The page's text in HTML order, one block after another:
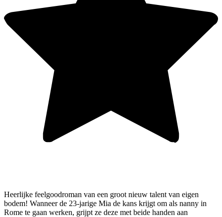
Heerlijke feelgoodroman van een groot nieuw talent van eigen
bodem! Wanneer de 23-jarige Mia de kans krijgt om als nanny in
Rome te gaan werken, grijpt ze deze met beide handen aan